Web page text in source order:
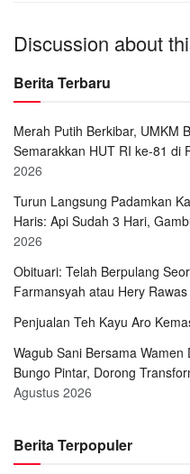
Discussion about
Berita Terbaru
Merah Putih Berkibar, UMKM
Semarakkan HUT RI ke-81 di
2026
Turun Langsung Padamkan
Haris: Api Sudah 3 Hari,
2026
Obituari: Telah Berpulang
Farmansyah atau Hery Rawas
Penjualan Teh Kayu Aro
Wagub Sani Bersama
Bungo Pintar, Dorong
Agustus 2026
Berita Terpopuler